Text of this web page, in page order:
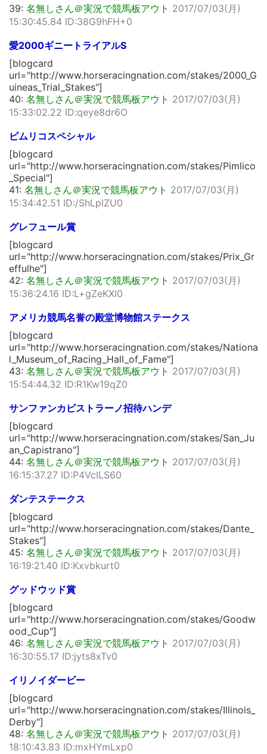
39: 名無しさん＠実況で競馬板アウト 2017/07/03(月)
15:30:45.84 ID:38G9hFH+0
愛2000ギニートライアルS
[blogcard
url="http://www.horseracingnation.com/stakes/2000_G
uineas_Trial_Stakes"]
40: 名無しさん＠実況で競馬板アウト 2017/07/03(月)
15:33:02.22 ID:qeye8dr6O
ピムリコスペシャル
[blogcard
url="http://www.horseracingnation.com/stakes/Pimlico
_Special"]
41: 名無しさん＠実況で競馬板アウト 2017/07/03(月)
15:34:42.51 ID:/ShLplZU0
グレフュール賞
[blogcard
url="http://www.horseracingnation.com/stakes/Prix_Gr
effulhe"]
42: 名無しさん＠実況で競馬板アウト 2017/07/03(月)
15:36:24.16 ID:L+gZeKXI0
アメリカ競馬名誉の殿堂博物館ステークス
[blogcard
url="http://www.horseracingnation.com/stakes/Nationa
l_Museum_of_Racing_Hall_of_Fame"]
43: 名無しさん＠実況で競馬板アウト 2017/07/03(月)
15:54:44.32 ID:R1Kw19qZ0
サンファンカピストラーノ招待ハンデ
[blogcard
url="http://www.horseracingnation.com/stakes/San_Ju
an_Capistrano"]
44: 名無しさん＠実況で競馬板アウト 2017/07/03(月)
16:15:37.27 ID:P4VcILS60
ダンテステークス
[blogcard
url="http://www.horseracingnation.com/stakes/Dante_
Stakes"]
45: 名無しさん＠実況で競馬板アウト 2017/07/03(月)
16:19:21.40 ID:Kxvbkurt0
グッドウッド賞
[blogcard
url="http://www.horseracingnation.com/stakes/Goodw
ood_Cup"]
46: 名無しさん＠実況で競馬板アウト 2017/07/03(月)
16:30:55.17 ID:jyts8xTv0
イリノイダービー
[blogcard
url="http://www.horseracingnation.com/stakes/Illinois_
Derby"]
48: 名無しさん＠実況で競馬板アウト 2017/07/03(月)
18:10:43.83 ID:mxHYmLxp0